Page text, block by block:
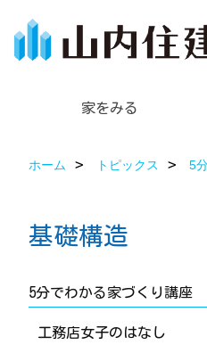
家をみる
ホーム トピックス 5
基礎構造
5分でわかる家づくり講座
工務店女子のはなし